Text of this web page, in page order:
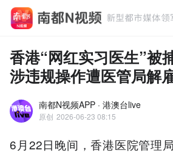
香港“网红实习医生”被
涉违规操作遭医管局解
南都N视频APP · 港澳台live
原创 2026-06-23 08:15
6月22日晚间，香港医院管理